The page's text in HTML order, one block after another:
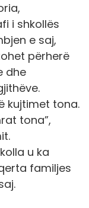
i shkollës
e saj,
përherë
dhe
kujtimet tona.
tona”,
u ka
familjes